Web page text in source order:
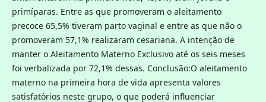
primíparas. Entre as que promoveram o aleitamento
precoce 65,5% tiveram parto vaginal e entre as que não o
promoveram 57,1% realizaram cesariana. A intenção de
manter o Aleitamento Materno Exclusivo até os seis meses
foi verbalizada por 72,1% dessas. Conclusão:O aleitamento
materno na primeira hora de vida apresenta valores
satisfatórios neste grupo, o que poderá influenciar